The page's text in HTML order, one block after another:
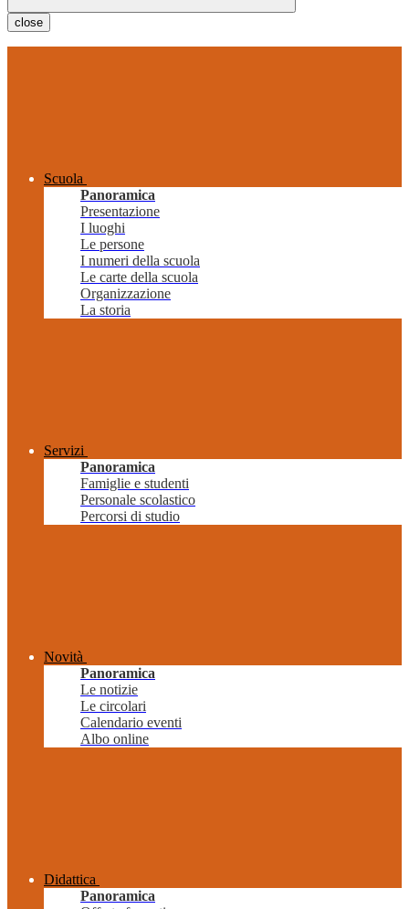
close
Scuola
Panoramica
Presentazione
I luoghi
Le persone
I numeri della scuola
Le carte della scuola
Organizzazione
La storia
Servizi
Panoramica
Famiglie e studenti
Personale scolastico
Percorsi di studio
Novità
Panoramica
Le notizie
Le circolari
Calendario eventi
Albo online
Didattica
Panoramica